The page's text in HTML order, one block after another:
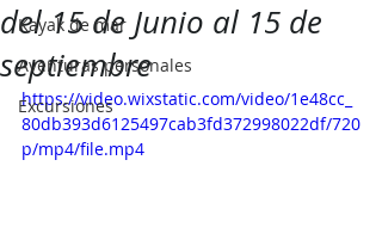
Kayak de mar
Aventuras personales
Excursiones
del 15 de Junio al 15 de
septiembre
https://video.wixstatic.com/video/1e48cc_
80db393d6125497cab3fd372998022df/720
p/mp4/file.mp4